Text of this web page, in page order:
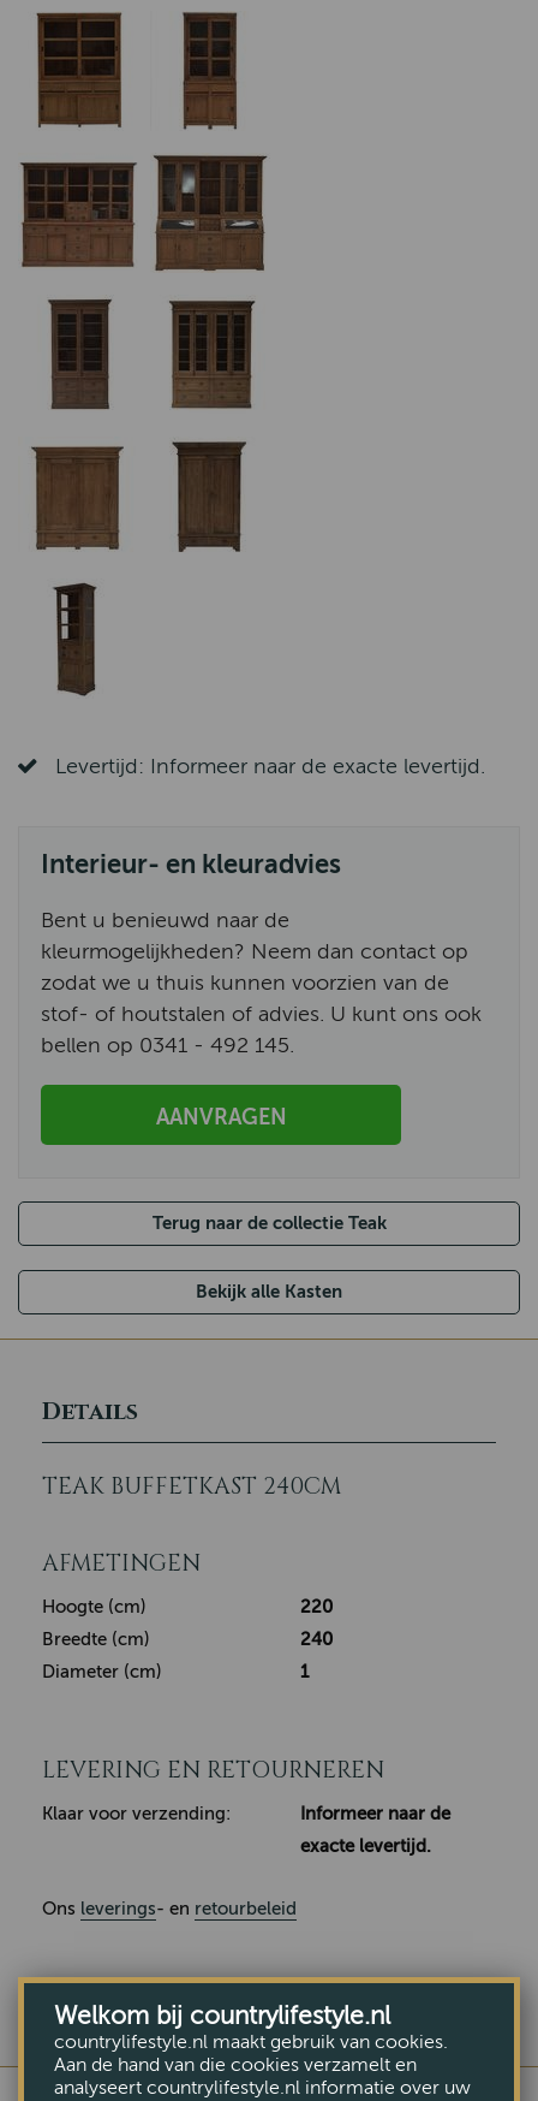
Levertijd: Informeer naar de exacte levertijd.
Interieur- en kleuradvies
Bent u benieuwd naar de
kleurmogelijkheden? Neem dan contact op
zodat we u thuis kunnen voorzien van de
stof- of houtstalen of advies. U kunt ons ook
bellen op 0341 - 492 145.
AANVRAGEN
Terug naar de collectie Teak
Bekijk alle Kasten
Details
TEAK BUFFETKAST 240CM
AFMETINGEN
Hoogte (cm)
220
Breedte (cm)
240
Diameter (cm)
1
LEVERING EN RETOURNEREN
Klaar voor verzending:
Informeer naar de
exacte levertijd.
Ons leverings- en retourbeleid
Welkom bij countrylifestyle.nl
countrylifestyle.nl maakt gebruik van cookies.
Aan de hand van die cookies verzamelt en
analyseert countrylifestyle.nl informatie over uw